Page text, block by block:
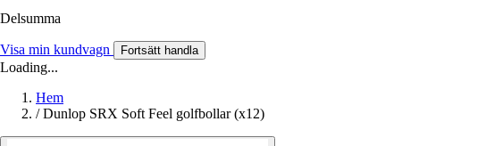
Delsumma
Visa min kundvagn Fortsätt handla
Loading...
Hem
/ Dunlop SRX Soft Feel golfbollar (x12)